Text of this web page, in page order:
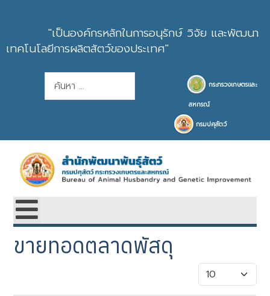
"เป็นองค์กรหลักในการอนุรักษ์ วิจัย และพัฒนา
เทคโนโลยีการผลิตสัตว์ของประเทศ"
การค้นหา กระทรวงเกษตรและ
สหกรณ์
กรมปศุสัตว์
ขายทอดตลาดพัสดุ
แสดง #